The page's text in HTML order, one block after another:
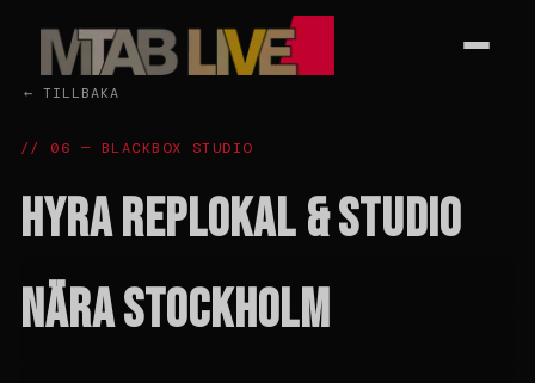
← TILLBAKA
// 06 — BLACKBOX STUDIO
HYRA REPLOKAL & STUDIO
NÄRA STOCKHOLM